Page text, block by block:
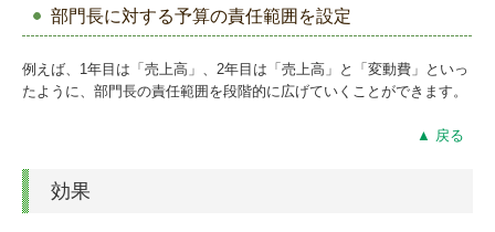
部門長に対する予算の責任範囲を設定
例えば、1年目は「売上高」、2年目は「売上高」と「変動費」といっ
たように、部門長の責任範囲を段階的に広げていくことができます。
▲ 戻る
効果